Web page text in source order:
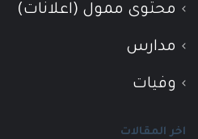
محتوى ممول (اعلانات)
مدارس
وفيات
اخر المقالات